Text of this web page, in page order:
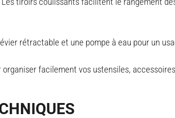
rétractable et une pompe à eau pour un
facilement vos ustensiles,